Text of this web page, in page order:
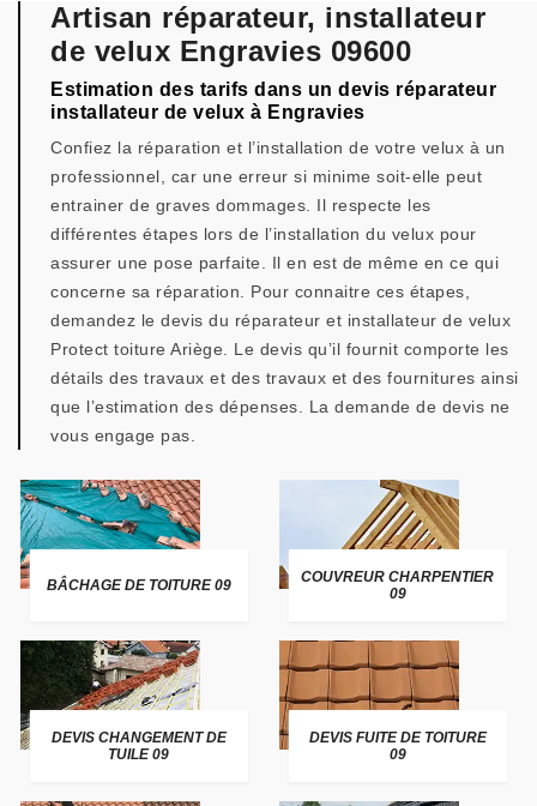
Artisan réparateur, installateur
de velux Engravies 09600
Estimation des tarifs dans un devis réparateur
installateur de velux à Engravies
Confiez la réparation et l’installation de votre velux à un
professionnel, car une erreur si minime soit-elle peut
entrainer de graves dommages. Il respecte les
différentes étapes lors de l’installation du velux pour
assurer une pose parfaite. Il en est de même en ce qui
concerne sa réparation. Pour connaitre ces étapes,
demandez le devis du réparateur et installateur de velux
Protect toiture Ariège. Le devis qu’il fournit comporte les
détails des travaux et des travaux et des fournitures ainsi
que l’estimation des dépenses. La demande de devis ne
vous engage pas.
BÂCHAGE DE TOITURE 09
COUVREUR CHARPENTIER
09
DEVIS CHANGEMENT DE
TUILE 09
DEVIS FUITE DE TOITURE
09